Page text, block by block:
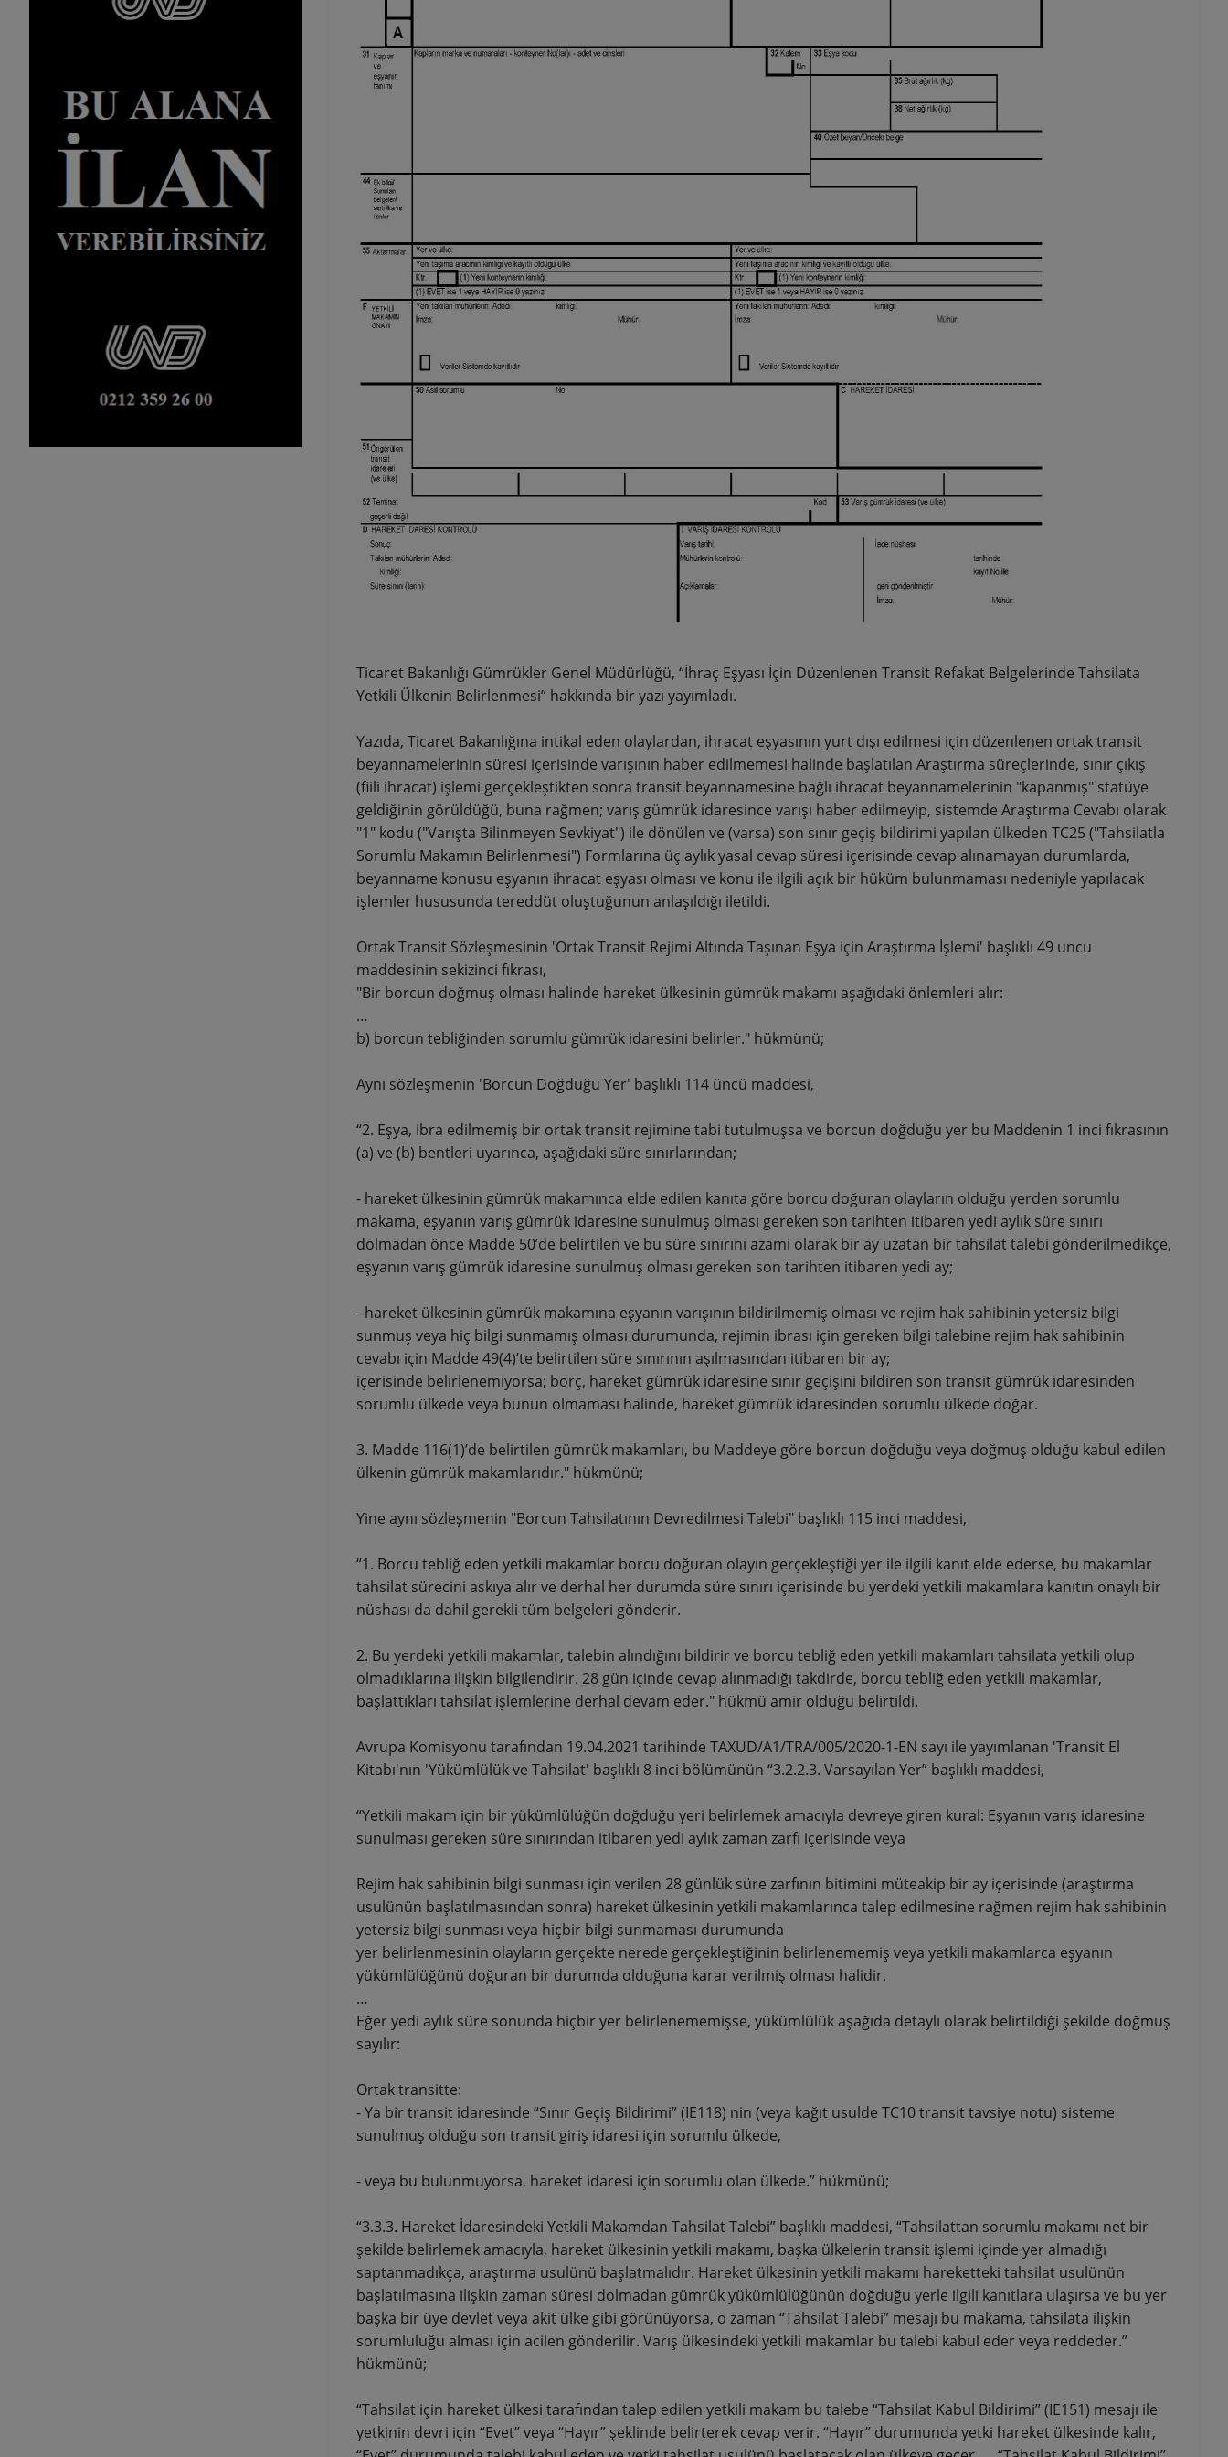
Ticaret Bakanlığı Gümrükler Genel Müdürlüğü, “İhraç Eşyası İçin Düzenlenen Transit Refakat Belgelerinde Tahsilata
Yetkili Ülkenin Belirlenmesi” hakkında bir yazı yayımladı.
Yazıda, Ticaret Bakanlığına intikal eden olaylardan, ihracat eşyasının yurt dışı edilmesi için düzenlenen ortak transit
beyannamelerinin süresi içerisinde varışının haber edilmemesi halinde başlatılan Araştırma süreçlerinde, sınır çıkış
(fiili ihracat) işlemi gerçekleştikten sonra transit beyannamesine bağlı ihracat beyannamelerinin "kapanmış" statüye
geldiğinin görüldüğü, buna rağmen; varış gümrük idaresince varışı haber edilmeyip, sistemde Araştırma Cevabı olarak
"1" kodu ("Varışta Bilinmeyen Sevkiyat") ile dönülen ve (varsa) son sınır geçiş bildirimi yapılan ülkeden TC25 ("Tahsilatla
Sorumlu Makamın Belirlenmesi") Formlarına üç aylık yasal cevap süresi içerisinde cevap alınamayan durumlarda,
beyanname konusu eşyanın ihracat eşyası olması ve konu ile ilgili açık bir hüküm bulunmaması nedeniyle yapılacak
işlemler hususunda tereddüt oluştuğunun anlaşıldığı iletildi.
Ortak Transit Sözleşmesinin 'Ortak Transit Rejimi Altında Taşınan Eşya için Araştırma İşlemi' başlıklı 49 uncu
maddesinin sekizinci fıkrası,
"Bir borcun doğmuş olması halinde hareket ülkesinin gümrük makamı aşağıdaki önlemleri alır:
…
b) borcun tebliğinden sorumlu gümrük idaresini belirler." hükmünü;
Aynı sözleşmenin 'Borcun Doğduğu Yer' başlıklı 114 üncü maddesi,
“2. Eşya, ibra edilmemiş bir ortak transit rejimine tabi tutulmuşsa ve borcun doğduğu yer bu Maddenin 1 inci fıkrasının
(a) ve (b) bentleri uyarınca, aşağıdaki süre sınırlarından;
- hareket ülkesinin gümrük makamınca elde edilen kanıta göre borcu doğuran olayların olduğu yerden sorumlu
makama, eşyanın varış gümrük idaresine sunulmuş olması gereken son tarihten itibaren yedi aylık süre sınırı
dolmadan önce Madde 50’de belirtilen ve bu süre sınırını azami olarak bir ay uzatan bir tahsilat talebi gönderilmedikçe,
eşyanın varış gümrük idaresine sunulmuş olması gereken son tarihten itibaren yedi ay;
- hareket ülkesinin gümrük makamına eşyanın varışının bildirilmemiş olması ve rejim hak sahibinin yetersiz bilgi
sunmuş veya hiç bilgi sunmamış olması durumunda, rejimin ibrası için gereken bilgi talebine rejim hak sahibinin
cevabı için Madde 49(4)’te belirtilen süre sınırının aşılmasından itibaren bir ay;
içerisinde belirlenemiyorsa; borç, hareket gümrük idaresine sınır geçişini bildiren son transit gümrük idaresinden
sorumlu ülkede veya bunun olmaması halinde, hareket gümrük idaresinden sorumlu ülkede doğar.
3. Madde 116(1)’de belirtilen gümrük makamları, bu Maddeye göre borcun doğduğu veya doğmuş olduğu kabul edilen
ülkenin gümrük makamlarıdır." hükmünü;
Yine aynı sözleşmenin "Borcun Tahsilatının Devredilmesi Talebi" başlıklı 115 inci maddesi,
“1. Borcu tebliğ eden yetkili makamlar borcu doğuran olayın gerçekleştiği yer ile ilgili kanıt elde ederse, bu makamlar
tahsilat sürecini askıya alır ve derhal her durumda süre sınırı içerisinde bu yerdeki yetkili makamlara kanıtın onaylı bir
nüshası da dahil gerekli tüm belgeleri gönderir.
2. Bu yerdeki yetkili makamlar, talebin alındığını bildirir ve borcu tebliğ eden yetkili makamları tahsilata yetkili olup
olmadıklarına ilişkin bilgilendirir. 28 gün içinde cevap alınmadığı takdirde, borcu tebliğ eden yetkili makamlar,
başlattıkları tahsilat işlemlerine derhal devam eder." hükmü amir olduğu belirtildi.
Avrupa Komisyonu tarafından 19.04.2021 tarihinde TAXUD/A1/TRA/005/2020-1-EN sayı ile yayımlanan 'Transit El
Kitabı'nın 'Yükümlülük ve Tahsilat' başlıklı 8 inci bölümünün “3.2.2.3. Varsayılan Yer” başlıklı maddesi,
“Yetkili makam için bir yükümlülüğün doğduğu yeri belirlemek amacıyla devreye giren kural: Eşyanın varış idaresine
sunulması gereken süre sınırından itibaren yedi aylık zaman zarfı içerisinde veya
Rejim hak sahibinin bilgi sunması için verilen 28 günlük süre zarfının bitimini müteakip bir ay içerisinde (araştırma
usulünün başlatılmasından sonra) hareket ülkesinin yetkili makamlarınca talep edilmesine rağmen rejim hak sahibinin
yetersiz bilgi sunması veya hiçbir bilgi sunmaması durumunda
yer belirlenmesinin olayların gerçekte nerede gerçekleştiğinin belirlenememiş veya yetkili makamlarca eşyanın
yükümlülüğünü doğuran bir durumda olduğuna karar verilmiş olması halidir.
…
Eğer yedi aylık süre sonunda hiçbir yer belirlenememişse, yükümlülük aşağıda detaylı olarak belirtildiği şekilde doğmuş
sayılır:
Ortak transitte:
- Ya bir transit idaresinde “Sınır Geçiş Bildirimi” (IE118) nin (veya kağıt usulde TC10 transit tavsiye notu) sisteme
sunulmuş olduğu son transit giriş idaresi için sorumlu ülkede,
- veya bu bulunmuyorsa, hareket idaresi için sorumlu olan ülkede.” hükmünü;
“3.3.3. Hareket İdaresindeki Yetkili Makamdan Tahsilat Talebi” başlıklı maddesi, “Tahsilattan sorumlu makamı net bir
şekilde belirlemek amacıyla, hareket ülkesinin yetkili makamı, başka ülkelerin transit işlemi içinde yer almadığı
saptanmadıkça, araştırma usulünü başlatmalıdır. Hareket ülkesinin yetkili makamı hareketteki tahsilat usulünün
başlatılmasına ilişkin zaman süresi dolmadan gümrük yükümlülüğünün doğduğu yerle ilgili kanıtlara ulaşırsa ve bu yer
başka bir üye devlet veya akit ülke gibi görünüyorsa, o zaman “Tahsilat Talebi” mesajı bu makama, tahsilata ilişkin
sorumluluğu alması için acilen gönderilir. Varış ülkesindeki yetkili makamlar bu talebi kabul eder veya reddeder.”
hükmünü;
“Tahsilat için hareket ülkesi tarafından talep edilen yetkili makam bu talebe “Tahsilat Kabul Bildirimi” (IE151) mesajı ile
yetkinin devri için “Evet” veya “Hayır” şeklinde belirterek cevap verir. “Hayır” durumunda yetki hareket ülkesinde kalır,